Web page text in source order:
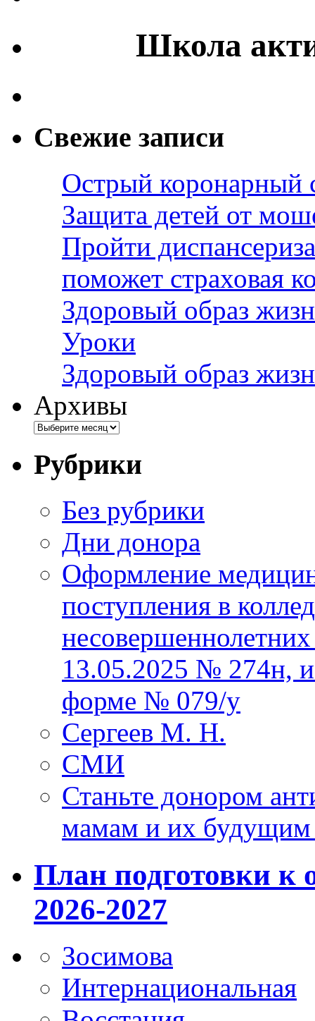
Школа
Свежие записи
Острый коронарный
Защита детей от
Пройти
поможет страховая
Здоровый образ
Уроки
Здоровый образ
Архивы
Рубрики
Без рубрики
Дни донора
Оформление
поступления в
13.05.2025 № 274н,
форме № 079/у
Сергеев М. Н.
СМИ
Станьте донором
мамам и их
План подготовки к
2026-2027
Зосимова
Интернациональная